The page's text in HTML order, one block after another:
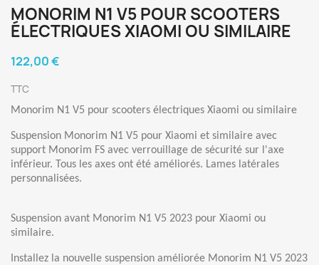
MONORIM N1 V5 POUR SCOOTERS
ÉLECTRIQUES XIAOMI OU SIMILAIRE
122,00 €
TTC
Monorim N1 V5 pour scooters électriques Xiaomi ou similaire
Suspension Monorim N1 V5 pour Xiaomi et similaire avec
support Monorim FS avec verrouillage de sécurité sur l'axe
inférieur. Tous les axes ont été améliorés. Lames latérales
personnalisées.
Suspension avant Monorim N1 V5 2023 pour Xiaomi ou
similaire.
Installez la nouvelle suspension améliorée Monorim N1 V5 2023